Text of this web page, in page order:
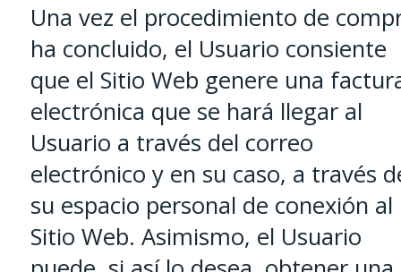
Una vez el procedimiento de
ha concluido, el Usuario consiente
que el Sitio Web genere una
electrónica que se hará llegar al
Usuario a través del correo
electrónico y en su caso, a través
su espacio personal de conexión al
Sitio Web. Asimismo, el Usuario